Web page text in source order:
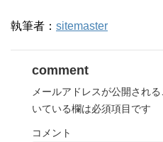
執筆者： sitemaster
comment
メールアドレスが公開される
いている欄は必須項目です
コメント